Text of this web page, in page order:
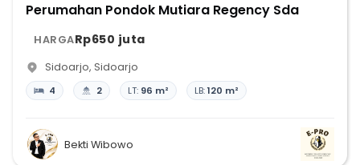
Perumahan Pondok Mutiara Regency Sda
HARGARp650 juta
Sidoarjo, Sidoarjo
4 2 LT: 96 m² LB:120 m²
Bekti Wibowo